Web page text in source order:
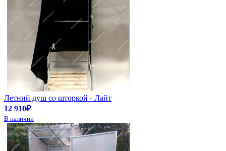
Летний душ со шторкой - Лайт
12 910₽
В наличии